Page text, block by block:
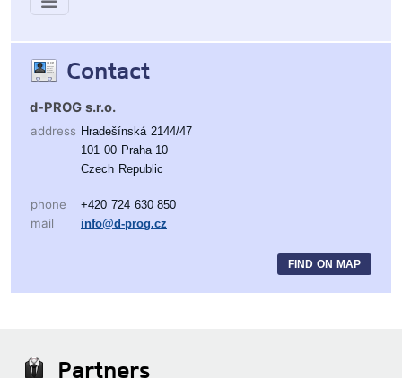
Contact
d-PROG s.r.o.
address Hradešínská 2144/47
101 00 Praha 10
Czech Republic
phone +420 724 630 850
mail info@d-prog.cz
FIND ON MAP
Partners